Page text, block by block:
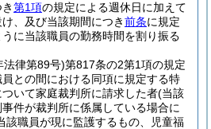
第1項の規定による週休日に加えて
、及び当該期間につき前条に規定
に当該職員の勤務時間を割り振る
法律第89号)第817条の2第1項の規定
との間における同項に規定する特
いて家庭裁判所に請求した者(当該
件が裁判所に係属している場合に
該職員が現に監護するもの、児童福